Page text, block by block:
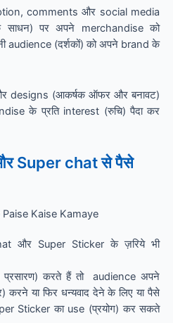
comments और social media
साधन) पर अपने merchandise को
(दर्शकों) को अपने brand के
designs (आकर्षक ऑफर और बनावट)
के प्रति interest (रुचि) पैदा कर
Super chat से पैसे
और Super Sticker के ज़रिये भी
करते हैं तो audience अपने
या फिर धन्यवाद देने के लिए या पैसे
Sticker का use (प्रयोग) कर सकते